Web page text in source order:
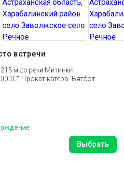
встречи
215 м до реки Митинки
Прокат катера "Вятбот
Выбрать